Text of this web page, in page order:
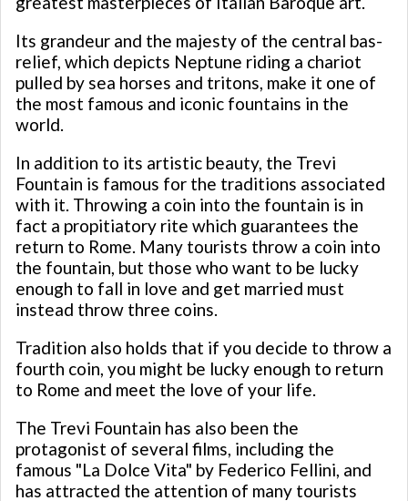
Its grandeur and the majesty of the central bas-
relief, which depicts Neptune riding a chariot
pulled by sea horses and tritons, make it one of
the most famous and iconic fountains in the
world.
In addition to its artistic beauty, the Trevi
Fountain is famous for the traditions associated
with it. Throwing a coin into the fountain is in
fact a propitiatory rite which guarantees the
return to Rome. Many tourists throw a coin into
the fountain, but those who want to be lucky
enough to fall in love and get married must
instead throw three coins.
Tradition also holds that if you decide to throw a
fourth coin, you might be lucky enough to return
to Rome and meet the love of your life.
The Trevi Fountain has also been the
protagonist of several films, including the
famous "La Dolce Vita" by Federico Fellini, and
has attracted the attention of many tourists